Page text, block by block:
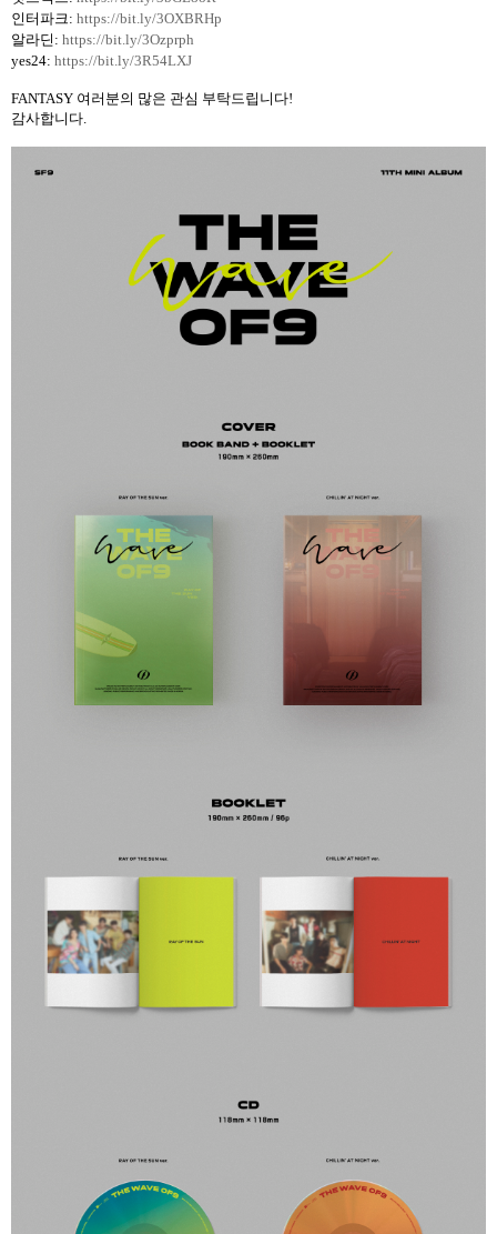
인터파크: https://bit.ly/3OXBRHp
알라딘 : https://bit.ly/3Ozprph
yes24: https://bit.ly/3R54LXJ
FANTASY 여러분의 많은 관심 부탁드립니다!
감사합니다.